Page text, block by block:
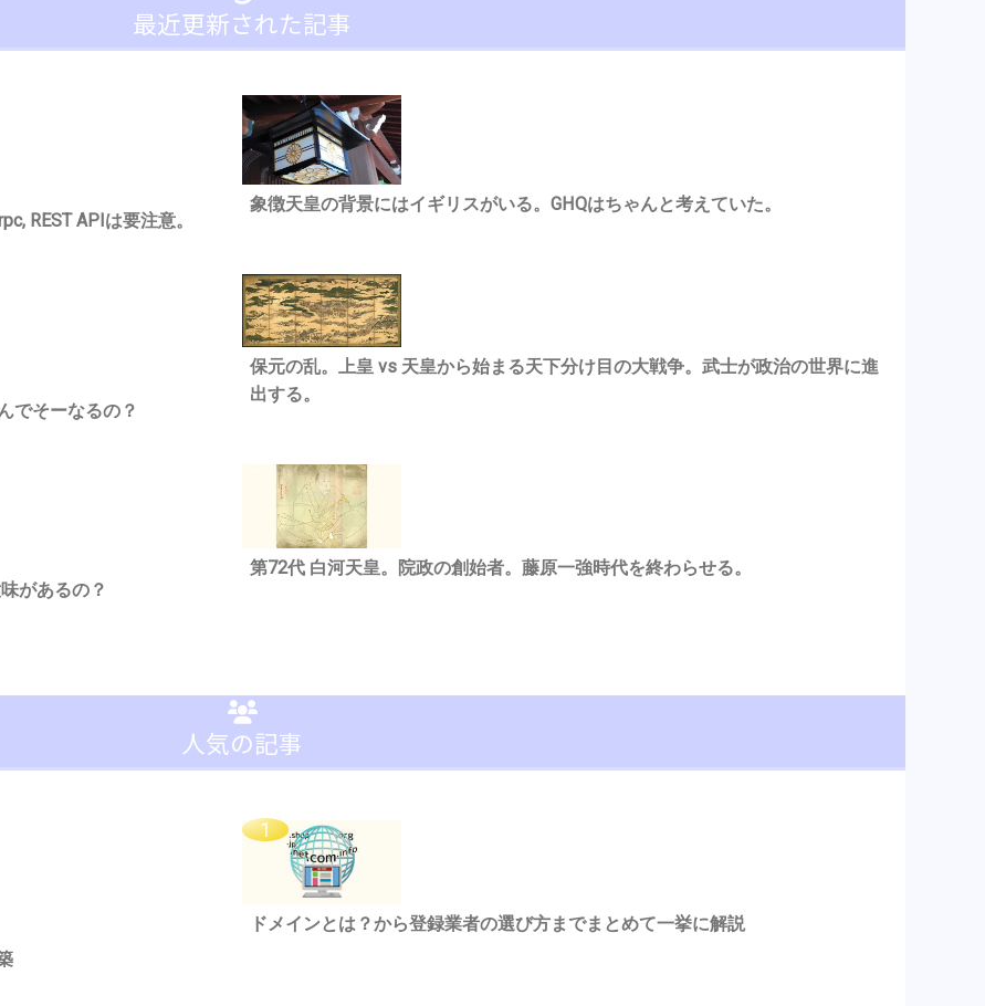
最近更新された記事
REST APIは要注意。
象徴天皇の背景にはイギリスがいる。GHQはちゃんと考えていた。
でそーなるの？
保元の乱。上皇 vs 天皇から始まる天下分け目の大戦争。武士が政治の世界に進
出する。
があるの？
第72代 白河天皇。院政の創始者。藤原一強時代を終わらせる。
人気の記事
ドメインとは？から登録業者の選び方までまとめて一挙に解説